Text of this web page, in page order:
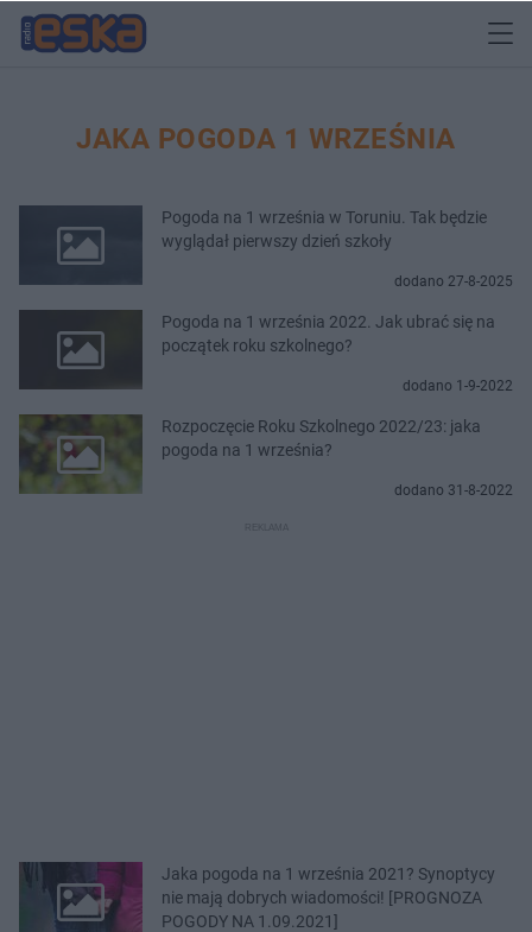
JAKA POGODA 1 WRZEŚNIA
Pogoda na 1 września w Toruniu. Tak będzie
wyglądał pierwszy dzień szkoły
dodano 27-8-2025
Pogoda na 1 września 2022. Jak ubrać się na
początek roku szkolnego?
dodano 1-9-2022
Rozpoczęcie Roku Szkolnego 2022/23: jaka
pogoda na 1 września?
dodano 31-8-2022
Jaka pogoda na 1 września 2021? Synoptycy
nie mają dobrych wiadomości! [PROGNOZA
POGODY NA 1.09.2021]